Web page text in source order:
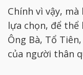
Chính vì vậy,
lựa chọn, để thể
Ông Bà, Tổ
của người thân